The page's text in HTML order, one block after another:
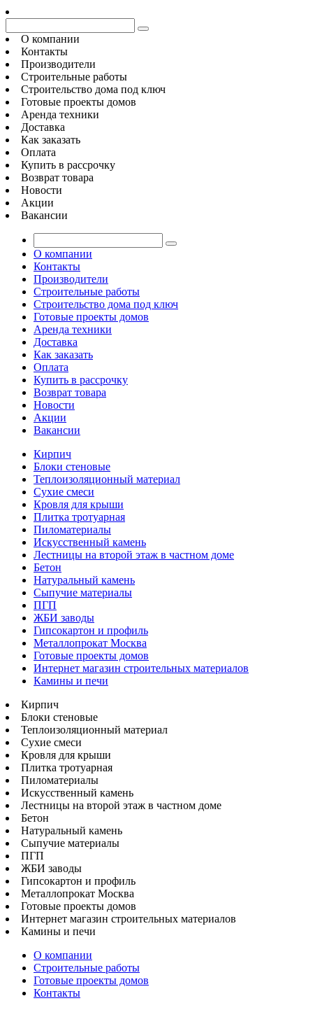
О компании
Контакты
Производители
Строительные работы
Строительство дома под ключ
Готовые проекты домов
Аренда техники
Доставка
Как заказать
Оплата
Купить в рассрочку
Возврат товара
Новости
Акции
Вакансии
О компании
Контакты
Производители
Строительные работы
Строительство дома под ключ
Готовые проекты домов
Аренда техники
Доставка
Как заказать
Оплата
Купить в рассрочку
Возврат товара
Новости
Акции
Вакансии
Кирпич
Блоки стеновые
Теплоизоляционный материал
Сухие смеси
Кровля для крыши
Плитка тротуарная
Пиломатериалы
Искусственный камень
Лестницы на второй этаж в частном доме
Бетон
Натуральный камень
Сыпучие материалы
ПГП
ЖБИ заводы
Гипсокартон и профиль
Металлопрокат Москва
Готовые проекты домов
Интернет магазин строительных материалов
Камины и печи
Кирпич
Блоки стеновые
Теплоизоляционный материал
Сухие смеси
Кровля для крыши
Плитка тротуарная
Пиломатериалы
Искусственный камень
Лестницы на второй этаж в частном доме
Бетон
Натуральный камень
Сыпучие материалы
ПГП
ЖБИ заводы
Гипсокартон и профиль
Металлопрокат Москва
Готовые проекты домов
Интернет магазин строительных материалов
Камины и печи
О компании
Строительные работы
Готовые проекты домов
Контакты